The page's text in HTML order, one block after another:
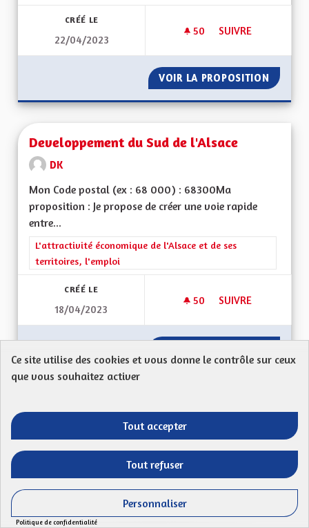
CRÉÉ LE
22/04/2023
50 50 ABONNÉS
SUIVRE
VOIR LA PROPOSITION QUE
Developpement du Sud de l'Alsace
DK
Mon Code postal (ex : 68 000) : 68300Ma
proposition : Je propose de créer une voie rapide
entre...
Filtrer les résultats de la catégorie : L'attractivité
L'attractivité économique de l'Alsace et de ses
territoires, l'emploi
CRÉÉ LE
18/04/2023
50 50 ABONNÉS
SUIVRE
La stabilité institutionnelle de l'Alsace
Mon Code postal:67210Le passage aux grandes
régions ne s'est pas fait sans heurts et oui, nous...
Filtrer les résultats de la catégorie : Autres
Ce site utilise des cookies et vous donne le contrôle sur ceux
que vous souhaitez activer
Tout accepter
Tout refuser
Personnaliser
Politique de confidentialité